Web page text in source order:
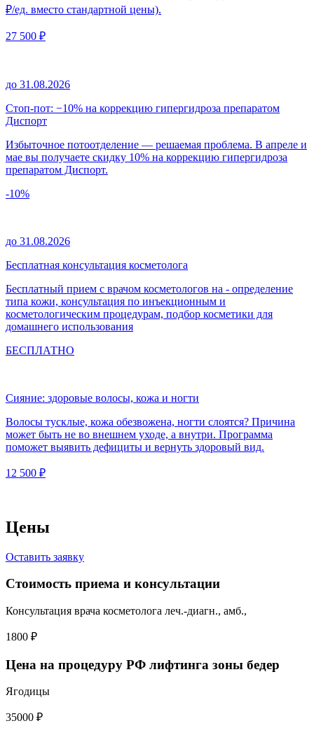
₽/ед. вместо стандартной цены).
27 500 ₽
до 31.08.2026
Стоп-пот: −10% на коррекцию гипергидроза препаратом
Диспорт
Избыточное потоотделение — решаемая проблема. В апреле и
мае вы получаете скидку 10% на коррекцию гипергидроза
препаратом Диспорт.
-10%
до 31.08.2026
Бесплатная консультация косметолога
Бесплатный прием с врачом косметологов на - определение
типа кожи, консультация по инъекционным и
косметологическим процедурам, подбор косметики для
домашнего использования
БЕСПЛАТНО
Сияние: здоровые волосы, кожа и ногти
Волосы тусклые, кожа обезвожена, ногти слоятся? Причина
может быть не во внешнем уходе, а внутри. Программа
поможет выявить дефициты и вернуть здоровый вид.
12 500 ₽
Цены
Оставить заявку
Стоимость приема и консультации
Консультация врача косметолога леч.-диагн., амб.,
1800 ₽
Цена на процедуру РФ лифтинга зоны бедер
Ягодицы
35000 ₽